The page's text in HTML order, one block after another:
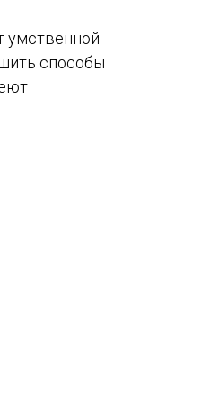
умственной
способы